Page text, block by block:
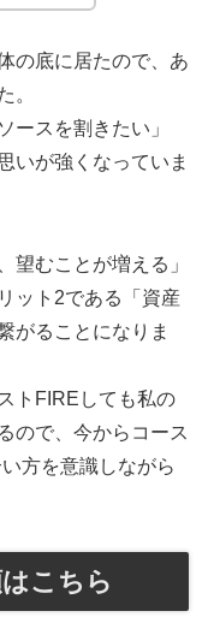
の底に居たので、あ
。
ースを割きたい」
いが強くなっていま
望むことが増える」
ット2である「資産
がることになりま
トFIREしても私の
ので、今からコース
方を意識しながら
こちら